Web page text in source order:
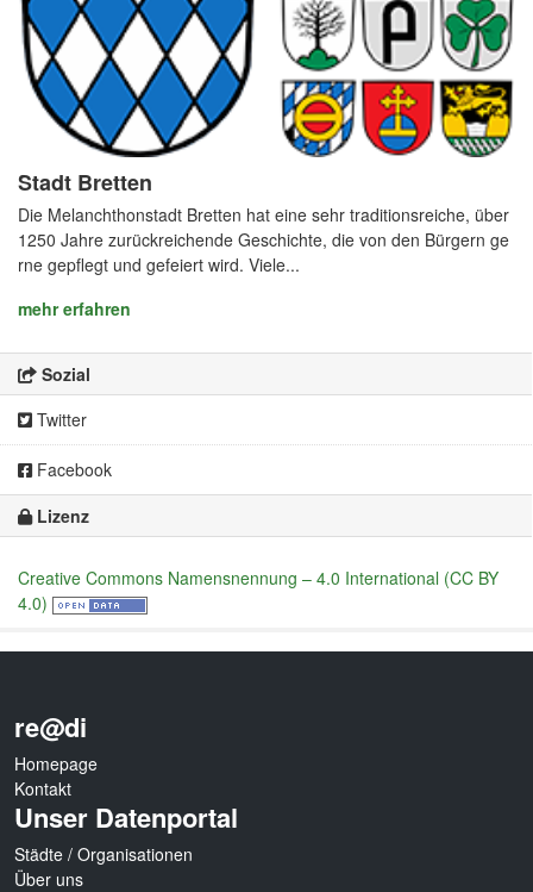
Stadt Bretten
Die Melanchthonstadt Bretten hat eine sehr traditionsreiche, über
1250 Jahre zurückreichende Geschichte, die von den Bürgern ge
rne gepflegt und gefeiert wird. Viele...
mehr erfahren
Sozial
Twitter
Facebook
Lizenz
Creative Commons Namensnennung – 4.0 International (CC BY
4.0)
re@di
Homepage
Kontakt
Unser Datenportal
Städte / Organisationen
Über uns